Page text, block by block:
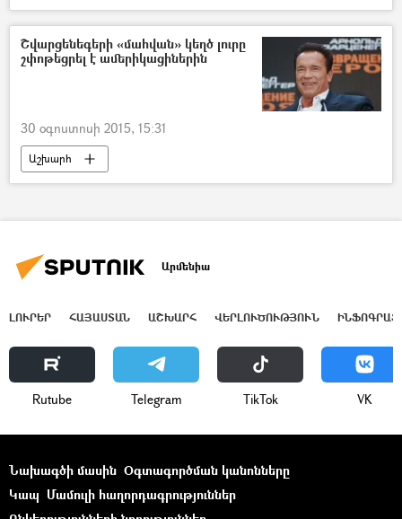
Շվարցենեգերի «մահվան» կեղծ լուրը
շփոթեցրել է ամերիկացիներին
30 օգոստոսի 2015, 15:31
Աշխարհ
Արմենիա
ԼՈՒՐԵՐ ՀԱՅԱՍՏԱՆ ԱՇԽԱՐՀ ՎԵՐԼՈՒԾՈՒԹՅՈՒՆ
Rutube Telegram ТikТоk VK
Նախագծի մասին Օգտագործման կանոնները
Կապ Մամուլի հաղորդագրություններ